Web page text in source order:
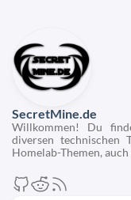
SecretMine.de
Willkommen! Du
diversen technischen
Homelab-Themen,